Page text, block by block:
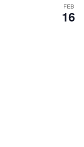
FEB
16